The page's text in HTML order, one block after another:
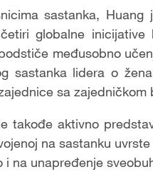
sastanka,
globalne
međusobno
sastanka lidera o
sa
takođe aktivno
na sastanku
i na unapređenje